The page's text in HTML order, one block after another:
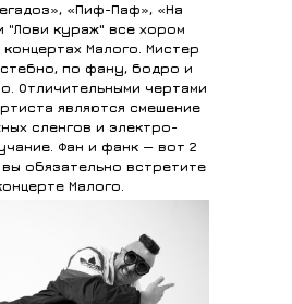
«Пиф-Паф», «На
"Лови кураж" все хором
Малого. Мистер
по фану, бодро и
Отличительными чертами
являются смешение
сленгов и электро-
Фан и фанк — вот 2
обязательно встретите
Малого.